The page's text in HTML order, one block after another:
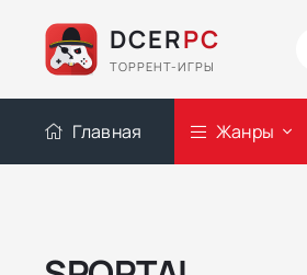
DCERPC
ТОРРЕНТ-ИГРЫ
Главная Жанры